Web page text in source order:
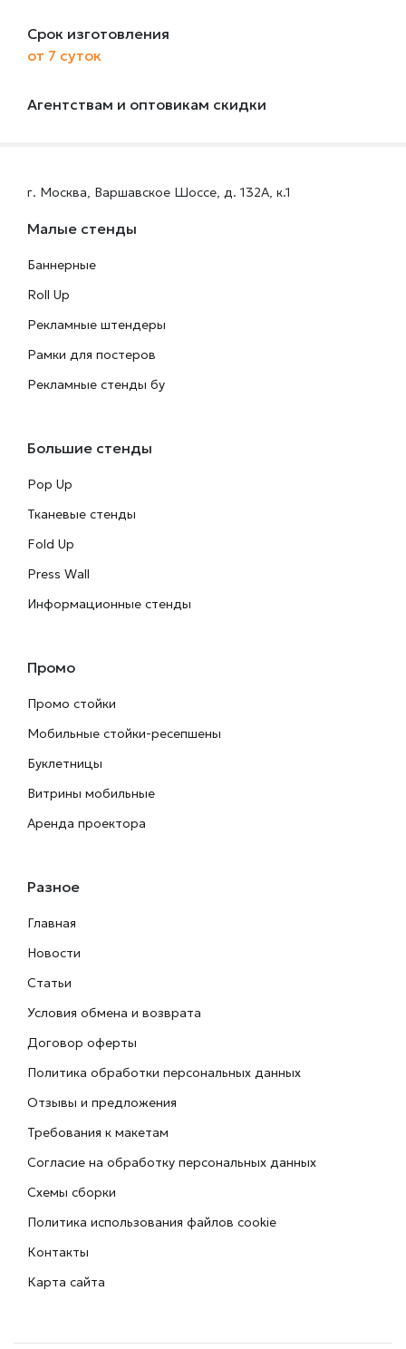
Срок изготовления
от 7 суток
Агентствам и оптовикам скидки
г. Москва, Варшавское Шоссе, д. 132А, к.1
Малые стенды
Баннерные
Roll Up
Рекламные штендеры
Рамки для постеров
Рекламные стенды бу
Большие стенды
Pop Up
Тканевые стенды
Fold Up
Press Wall
Информационные стенды
Промо
Промо стойки
Мобильные стойки-ресепшены
Буклетницы
Витрины мобильные
Аренда проектора
Разное
Главная
Новости
Статьи
Условия обмена и возврата
Договор оферты
Политика обработки персональных данных
Отзывы и предложения
Требования к макетам
Согласие на обработку персональных данных
Схемы сборки
Политика использования файлов cookie
Контакты
Карта сайта